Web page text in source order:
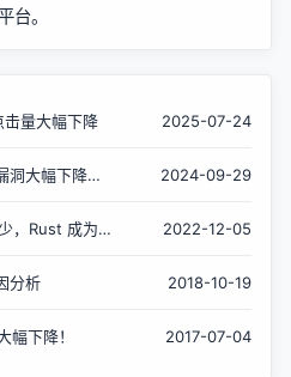
台。
量大幅下降 2025-07-24
大幅下降；
没有永远的王
2024-09-29
，Rust 成为关
2022-12-05
分析 2018-10-19
幅下降！ 2017-07-04